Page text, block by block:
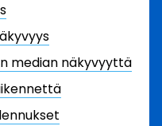
median näkyvyyttä